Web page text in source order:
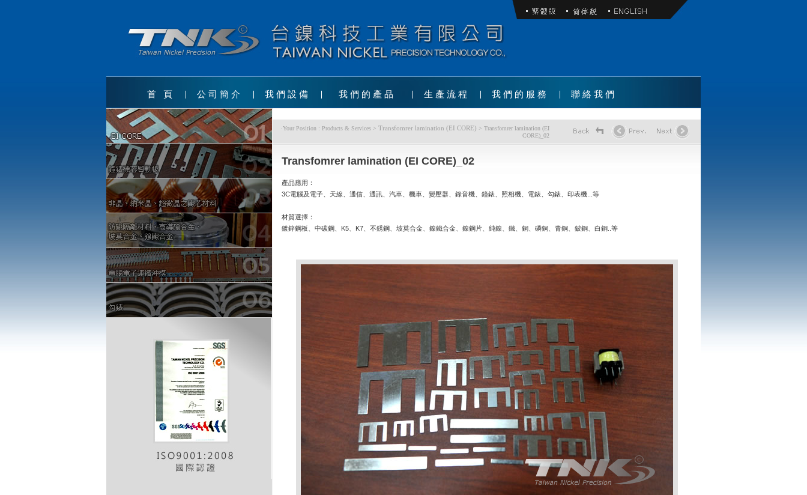
首 頁 公司簡介 我們設備 我們的產品 生產流程 我們的服務 聯絡我們
‧Your Position : Products & Services > Transfomrer lamination (EI CORE) > Transfomrer lamination (EI
CORE)_02
Transfomrer lamination (EI CORE)_02
產品應用：
3C電腦及電子、天線、通信、通訊、汽車、機車、變壓器、錄音機、鐘錶、照相機、電錶、勾錶、印表機...等
材質選擇：
鍍鋅鋼板、中碳鋼、K5、K7、不銹鋼、坡莫合金、鎳鐵合金、鎳鋼片、純鎳、鐵、銅、磷銅、青銅、鈹銅、白銅..等